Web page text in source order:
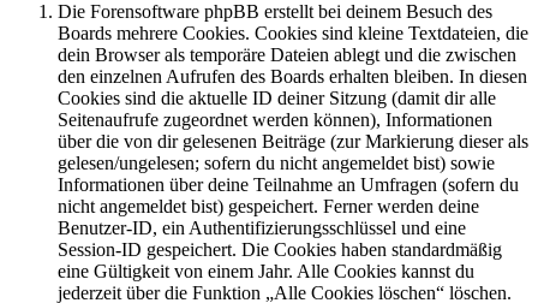
Die Forensoftware phpBB erstellt bei deinem Besuch des
Boards mehrere Cookies. Cookies sind kleine Textdateien, die
dein Browser als temporäre Dateien ablegt und die zwischen
den einzelnen Aufrufen des Boards erhalten bleiben. In diesen
Cookies sind die aktuelle ID deiner Sitzung (damit dir alle
Seitenaufrufe zugeordnet werden können), Informationen
über die von dir gelesenen Beiträge (zur Markierung dieser als
gelesen/ungelesen; sofern du nicht angemeldet bist) sowie
Informationen über deine Teilnahme an Umfragen (sofern du
nicht angemeldet bist) gespeichert. Ferner werden deine
Benutzer-ID, ein Authentifizierungsschlüssel und eine
Session-ID gespeichert. Die Cookies haben standardmäßig
eine Gültigkeit von einem Jahr. Alle Cookies kannst du
jederzeit über die Funktion „Alle Cookies löschen“ löschen.